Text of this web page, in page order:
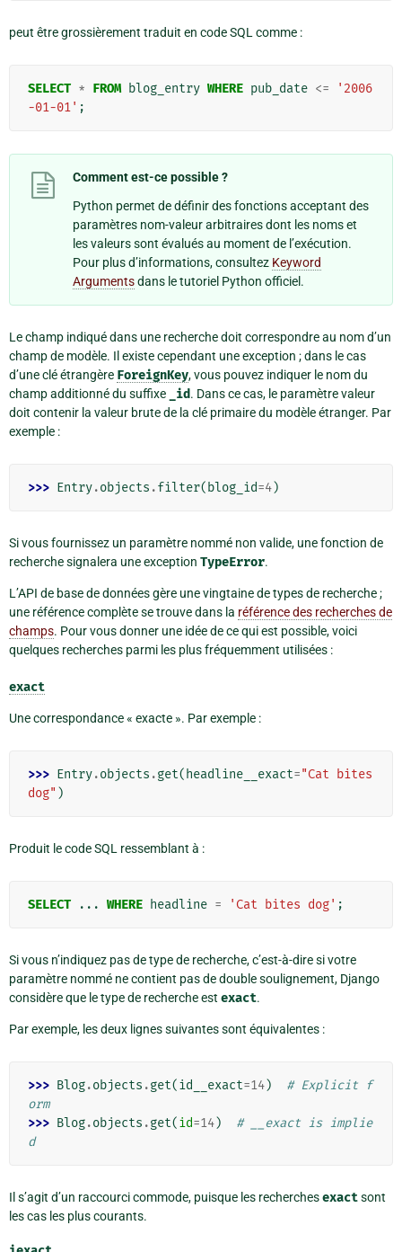
peut être grossièrement traduit en code SQL comme :
SELECT * FROM blog_entry WHERE pub_date <=
'2006
-01-01' ;
Comment est-ce possible ?
Python permet de définir des fonctions acceptant des
paramètres nom-valeur arbitraires dont les noms et
les valeurs sont évalués au moment de l’exécution.
Pour plus d’informations, consultez Keyword
Argumentsdans le tutoriel Python officiel.
Le champ indiqué dans une recherche doit correspondre au nom d’un
champ de modèle. Il existe cependant une exception ; dans le cas
d’une clé étrangère ForeignKey, vous pouvez indiquer le nom du
champ additionné du suffixe
_id. Dans ce cas, le paramètre valeur
doit contenir la valeur brute de la clé primaire du modèle étranger. Par
exemple :
>>> Entry.objects .filter( blog_id=4)
Si vous fournissez un paramètre nommé non valide, une fonction de
recherche signalera une exception TypeError.
L’API de base de données gère une vingtaine de types de recherche ;
une référence complète se trouve dans la référence des recherches de
champs. Pour vous donner une idée de ce qui est possible, voici
quelques recherches parmi les plus fréquemment utilisées :
exact
Une correspondance « exacte ». Par exemple :
>>> Entry.objects .get( headline__exact="Cat bites
dog" )
Produit le code SQL ressemblant à :
SELECT ... WHERE headline = 'Cat bites dog' ;
Si vous n’indiquez pas de type de recherche, c’est-à-dire si votre
paramètre nommé ne contient pas de double soulignement, Django
considère que le type de recherche est exact.
Par exemple, les deux lignes suivantes sont équivalentes :
>>> Blog.objects .get(id__exact=14)
# Explicit f
orm
>>> Blog.objects .get(id=14)
# __exact is implie
d
Il s’agit d’un raccourci commode, puisque les recherchesexactsont
les cas les plus courants.